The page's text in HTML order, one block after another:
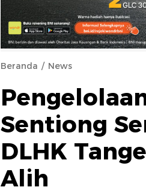
Beranda News
Sentiong
DLHK
Alih